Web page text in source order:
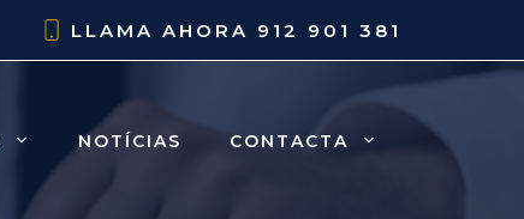
LLAMA AHORA 912 901 381
NOTÍCIAS CONTACTA